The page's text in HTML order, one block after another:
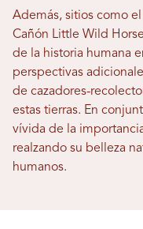
Además, sitios como
Cañón Little Wild
de la historia humana
perspectivas
de cazadores-
estas tierras. En
vívida de la
realzando su belleza
humanos.